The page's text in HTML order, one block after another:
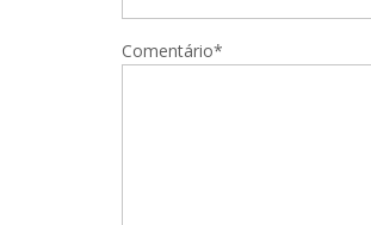
Comentário*